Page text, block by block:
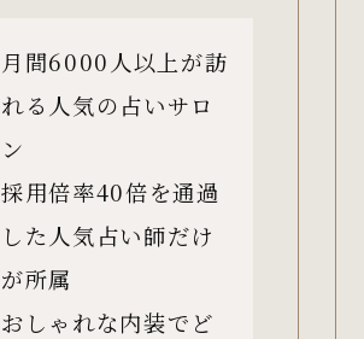
月間6000人以上が訪
れる人気の占いサロ
ン
採用倍率40倍を通過
した人気占い師だけ
が所属
おしゃれな内装でど